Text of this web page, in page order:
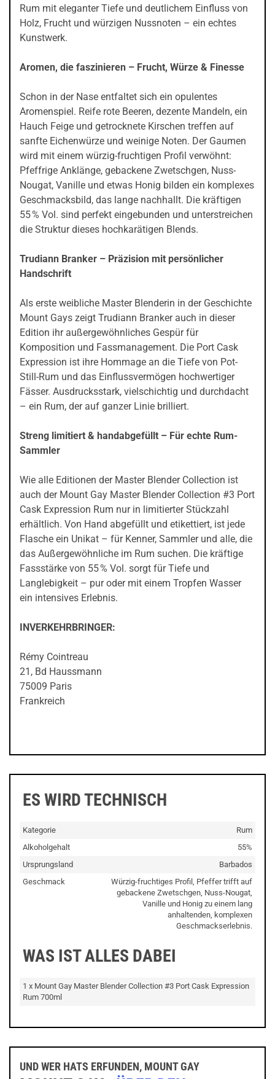
Rum mit eleganter Tiefe und deutlichem Einfluss von
Holz, Frucht und würzigen Nussnoten – ein echtes
Kunstwerk.
Aromen, die faszinieren – Frucht, Würze & Finesse
Schon in der Nase entfaltet sich ein opulentes
Aromenspiel. Reife rote Beeren, dezente Mandeln, ein
Hauch Feige und getrocknete Kirschen treffen auf
sanfte Eichenwürze und weinige Noten. Der Gaumen
wird mit einem würzig-fruchtigen Profil verwöhnt:
Pfeffrige Anklänge, gebackene Zwetschgen, Nuss-
Nougat, Vanille und etwas Honig bilden ein komplexes
Geschmacksbild, das lange nachhallt. Die kräftigen
55 % Vol. sind perfekt eingebunden und unterstreichen
die Struktur dieses hochkarätigen Blends.
Trudiann Branker – Präzision mit persönlicher
Handschrift
Als erste weibliche Master Blenderin in der Geschichte
Mount Gays zeigt Trudiann Branker auch in dieser
Edition ihr außergewöhnliches Gespür für
Komposition und Fassmanagement. Die Port Cask
Expression ist ihre Hommage an die Tiefe von Pot-
Still-Rum und das Einflussvermögen hochwertiger
Fässer. Ausdrucksstark, vielschichtig und durchdacht
– ein Rum, der auf ganzer Linie brilliert.
Streng limitiert & handabgefüllt – Für echte Rum-
Sammler
Wie alle Editionen der Master Blender Collection ist
auch der Mount Gay Master Blender Collection #3 Port
Cask Expression Rum nur in limitierter Stückzahl
erhältlich. Von Hand abgefüllt und etikettiert, ist jede
Flasche ein Unikat – für Kenner, Sammler und alle, die
das Außergewöhnliche im Rum suchen. Die kräftige
Fassstärke von 55 % Vol. sorgt für Tiefe und
Langlebigkeit – pur oder mit einem Tropfen Wasser
ein intensives Erlebnis.
INVERKEHRBRINGER:
Rémy Cointreau
21, Bd Haussmann
75009 Paris
Frankreich
ES WIRD TECHNISCH
Kategorie
Rum
Alkoholgehalt
55%
Ursprungsland
Barbados
Geschmack
Würzig-fruchtiges Profil, Pfeffer trifft auf
gebackene Zwetschgen, Nuss-Nougat,
Vanille und Honig zu einem lang
anhaltenden, komplexen
Geschmackserlebnis.
WAS IST ALLES DABEI
1 x Mount Gay Master Blender Collection #3 Port Cask Expression
Rum 700ml
UND WER HATS ERFUNDEN, MOUNT GAY